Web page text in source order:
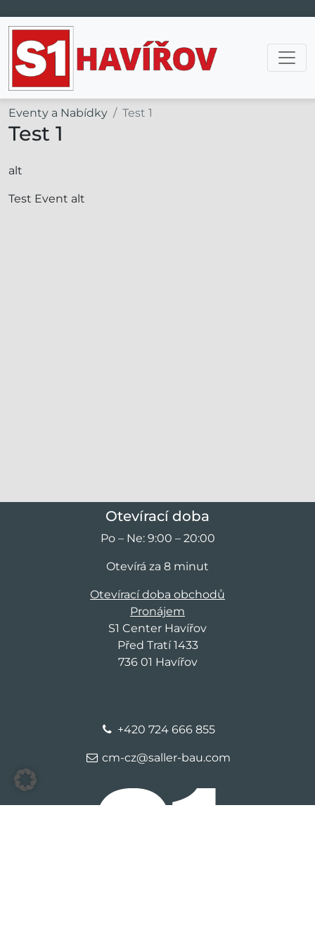
Hlavní navigace
Eventy a Nabídky Test 1
Test 1
alt
Test Event alt
Otevírací doba
Po – Ne: 9:00 – 20:00
Otevírá za 8 minut
Otevírací doba obchodů
Pronájem
S1 Center Havířov
Před Tratí 1433
736 01 Havířov
+420 724 666 855
cm-cz@saller-bau.com